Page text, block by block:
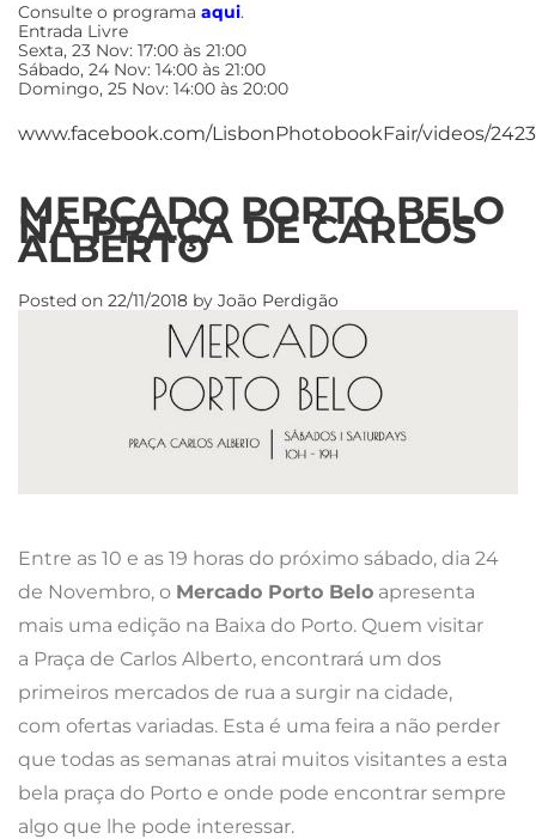
Consulte o programa aqui.
Entrada Livre
Sexta, 23 Nov: 17:00 às 21:00
Sábado, 24 Nov: 14:00 às 21:00
Domingo, 25 Nov: 14:00 às 20:00
www.facebook.com/LisbonPhotobookFair/videos/
MERCADO PORTO BELO
NA PRAÇA DE CARLOS
ALBERTO
Posted on 22/11/2018 by João Perdigão
Entre as 10 e as 19 horas do próximo sábado, dia 24
de Novembro, o Mercado Porto Belo apresenta
mais uma edição na Baixa do Porto. Quem visitar
a Praça de Carlos Alberto, encontrará um dos
primeiros mercados de rua a surgir na cidade,
com ofertas variadas. Esta é uma feira a não perder
que todas as semanas atrai muitos visitantes a esta
bela praça do Porto e onde pode encontrar sempre
algo que lhe pode interessar.